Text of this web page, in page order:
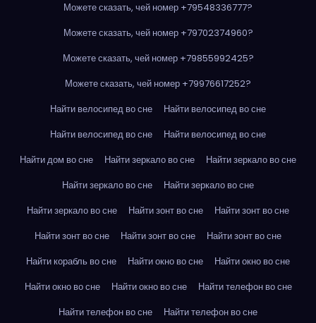
Можете сказать, чей номер +79548336777?
Можете сказать, чей номер +79702374960?
Можете сказать, чей номер +79855992425?
Можете сказать, чей номер +79976617252?
Найти велосипед во сне
Найти велосипед во сне
Найти велосипед во сне
Найти велосипед во сне
Найти дом во сне
Найти зеркало во сне
Найти зеркало во сне
Найти зеркало во сне
Найти зеркало во сне
Найти зеркало во сне
Найти зонт во сне
Найти зонт во сне
Найти зонт во сне
Найти зонт во сне
Найти зонт во сне
Найти корабль во сне
Найти окно во сне
Найти окно во сне
Найти окно во сне
Найти окно во сне
Найти телефон во сне
Найти телефон во сне
Найти телефон во сне